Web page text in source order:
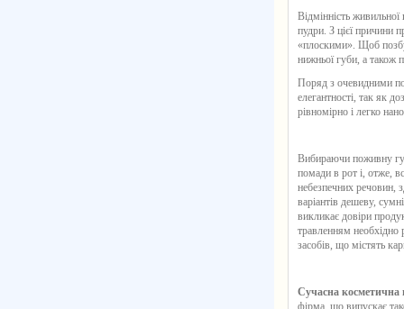
Відмінність живильної
пудри. З цієї причини
«плоскими». Щоб
нижньої губи, а також
Поряд з очевидними
елегантності, так як
рівномірно і легко
Вибираючи поживну
помади в рот і, отже,
небезпечних речовин,
варіантів дешеву,
викликає довіри
травленням необхідно
засобів, що містять
Сучасна косметична
фірма, що випускає